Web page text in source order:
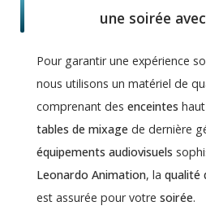
une soirée
Pour garantir une expérience
nous utilisons un matériel de
comprenant des enceintes
tables de mixagede dernière
équipements audiovisuels
Leonardo Animation, la qualité
est assurée pour votre soirée.